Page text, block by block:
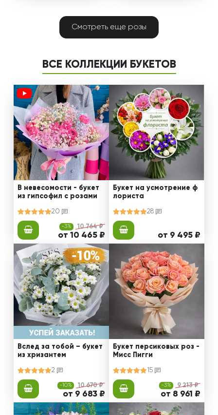
Смотреть еще розы
ВСЕ КОЛЛЕКЦИИ БУКЕТОВ
В невесомости - букет
из гипсофил с розами
20
-3% 10 764 ₽
от 10 465 ₽
Букет на усмотрение ф
лориста
28
от 9 495 ₽
Вслед за тобой – букет
из хризантем
2
-10% 10 670 ₽
от 9 683 ₽
Букет персиковых роз -
Мисс Пигги
15
-3% 9 213 ₽
от 8 961 ₽